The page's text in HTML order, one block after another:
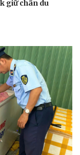
giữ chân du